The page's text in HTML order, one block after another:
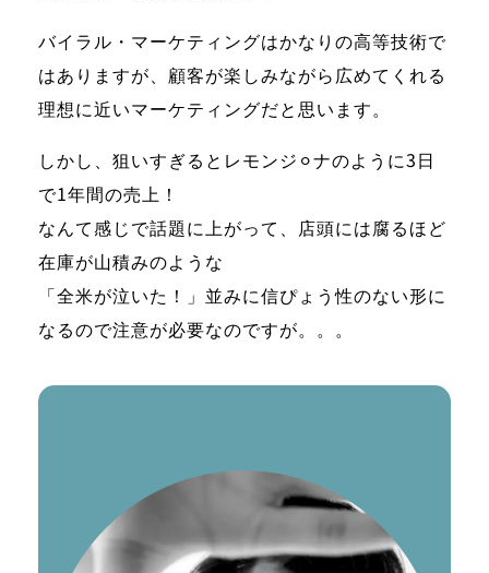
バイラル・マーケティングはかなりの高等技術で
はありますが、顧客が楽しみながら広めてくれる
理想に近いマーケティングだと思います。
しかし、狙いすぎるとレモンジ⚪︎ナのように3日
で1年間の売上！
なんて感じで話題に上がって、店頭には腐るほど
在庫が山積みのような
「全米が泣いた！」並みに信ぴょう性のない形に
なるので注意が必要なのですが。。。